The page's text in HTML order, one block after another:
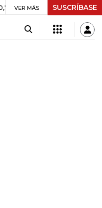
MSCI COLCAP 2.350,94 +6,13
VER MÁS SUSCRÍBASE